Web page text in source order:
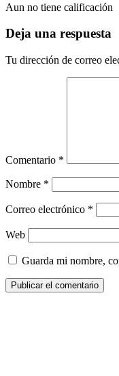
Aun no tiene calificación
Deja una respuesta
Tu dirección de correo
Comentario *
Nombre *
Correo electrónico *
Web
Guarda mi nombre,